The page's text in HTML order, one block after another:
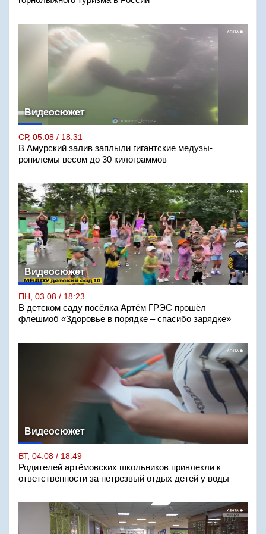
Видеосюжет
СР, 05.08 / 18:31
В Амурский залив заплыли гигантские медузы-
ропилемы весом до 30 килограммов
Видеосюжет
ПН, 03.08 / 18:23
В детском саду посёлка Артём ГРЭС прошёл
флешмоб «Здоровье в порядке – спасибо зарядке»
Видеосюжет
ВТ, 04.08 / 18:49
Родителей артёмовских школьников привлекли к
ответственности за нетрезвый отдых детей у воды